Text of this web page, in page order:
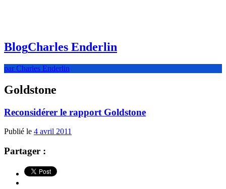
BlogCharles Enderlin
par Charles Enderlin
Goldstone
Reconsidérer le rapport Goldstone
Publié le 4 avril 2011
Partager :